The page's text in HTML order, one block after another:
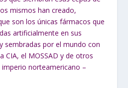
mismos han creado,
son los únicas fármacos que
artificialmente en sus
sembradas por el mundo con
CIA, el MOSSAD y de otros
norteamericano –